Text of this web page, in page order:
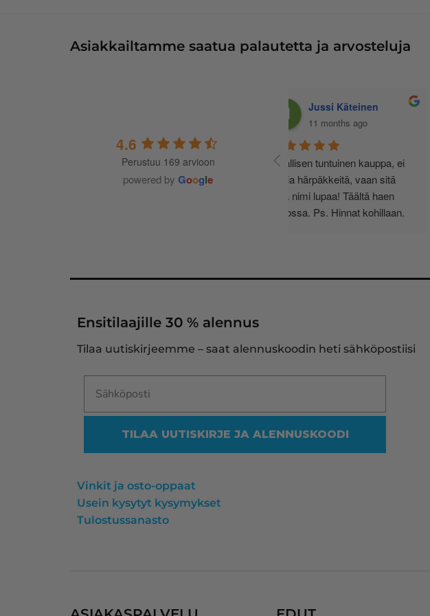
Asiakkailtamme saatua palautetta ja arvosteluja
4.6
Perustuu 169 arvioon
powered by Google
Jussi Käteinen
11 months ago
Asiallisen tuntuinen kauppa, ei
turhia härpäkkeitä, vaan sitä
mitä nimi lupaa! Täältä haen
jatkossa. Ps. Hinnat kohillaan.
Ensitilaajille 30 % alennus
Tilaa uutiskirjeemme – saat alennuskoodin heti sähköpostiisi
TILAA UUTISKIRJE JA ALENNUSKOODI
Vinkit ja osto-oppaat
Usein kysytyt kysymykset
Tulostussanasto